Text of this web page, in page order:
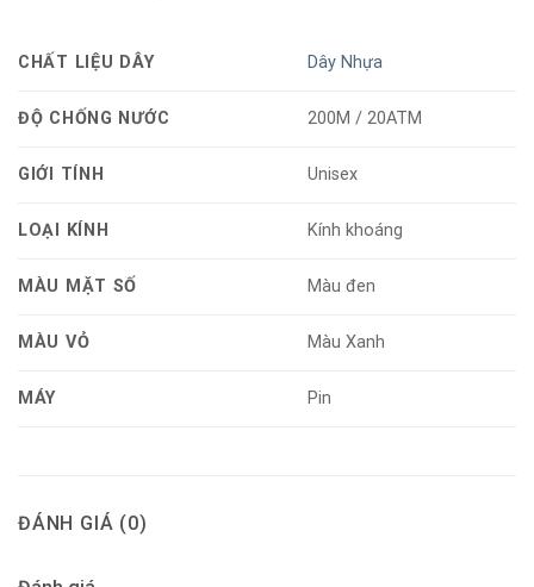
CHẤT LIỆU DÂY Dây Nhựa
ĐỘ CHỐNG NƯỚC 200M / 20ATM
GIỚI TÍNH Unisex
LOẠI KÍNH Kính khoáng
MÀU MẶT SỐ Màu đen
MÀU VỎ Màu Xanh
MÁY Pin
ĐÁNH GIÁ (0)